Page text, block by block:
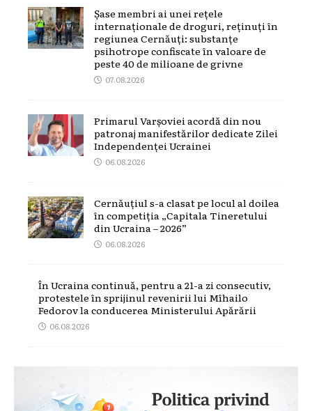
Șase membri ai unei rețele
internaționale de droguri, reținuți în
regiunea Cernăuți: substanțe
psihotrope confiscate în valoare de
peste 40 de milioane de grivne
07.08.2026
Primarul Varșoviei acordă din nou
patronaj manifestărilor dedicate Zilei
Independenței Ucrainei
06.08.2026
Cernăuțiul s-a clasat pe locul al doilea
în competiția „Capitala Tineretului
din Ucraina – 2026”
06.08.2026
În Ucraina continuă, pentru a 21-a zi consecutiv,
protestele în sprijinul revenirii lui Mîhailo
Fedorov la conducerea Ministerului Apărării
06.08.2026